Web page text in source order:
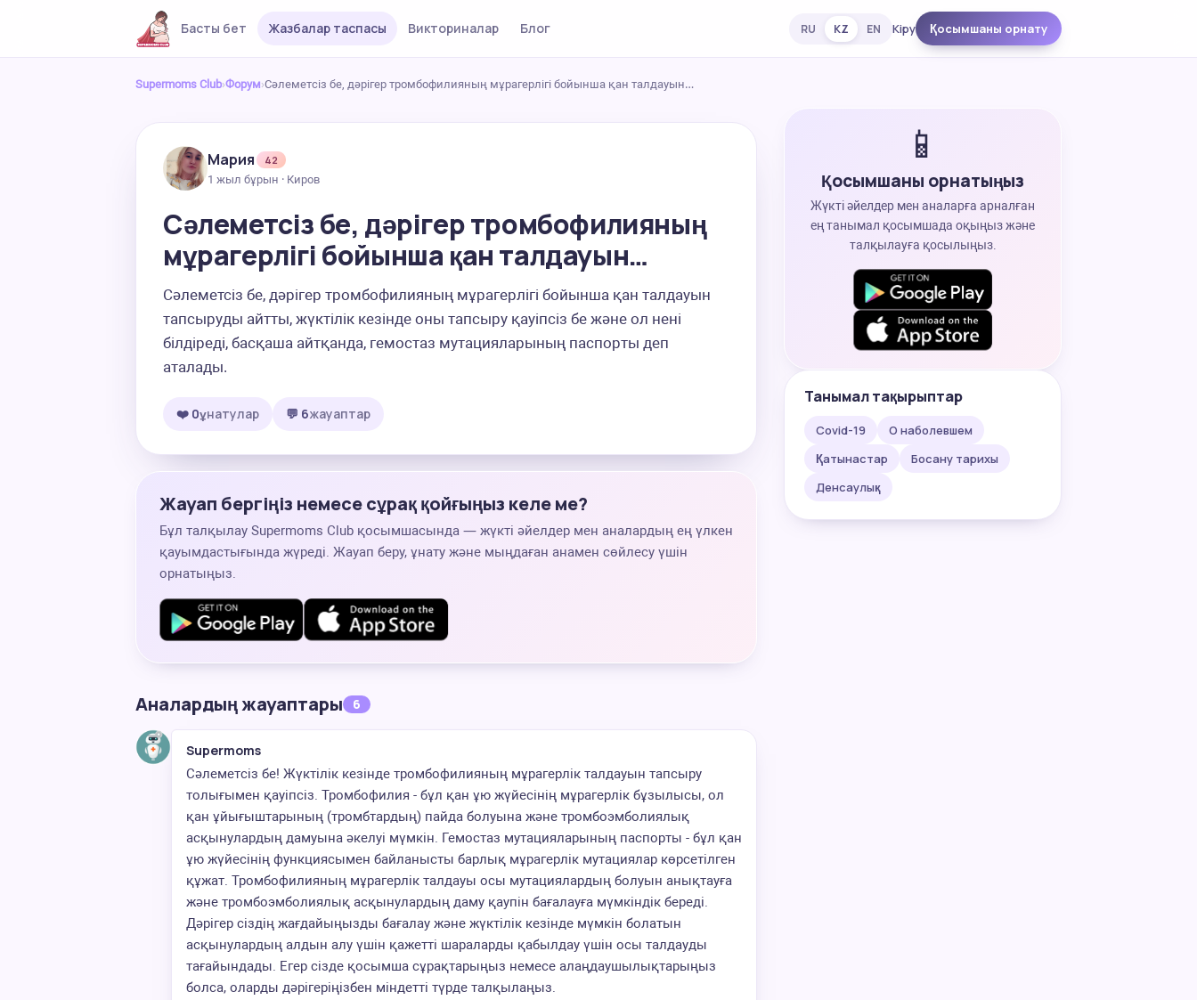
Басты бет Жазбалар таспасы Викториналар Блог RU KZ EN Кіру Қосымшаны орнату
Supermoms Club›Форум›Сәлеметсіз бе, дәрігер тромбофилияның мұрагерлігі бойынша қан талдауын…
Мария
42
1 жыл бұрын · Киров
Сәлеметсіз бе, дәрігер тромбофилияның
мұрагерлігі бойынша қан талдауын…
Сәлеметсіз бе, дәрігер тромбофилияның мұрагерлігі бойынша қан талдауын
тапсыруды айтты, жүктілік кезінде оны тапсыру қауіпсіз бе және ол нені
білдіреді, басқаша айтқанда, гемостаз мутацияларының паспорты деп
аталады.
❤️ 0ұнатулар 💬 6жауаптар
Жауап бергіңіз немесе сұрақ қойғыңыз келе ме?
Бұл талқылау Supermoms Club қосымшасында — жүкті әйелдер мен аналардың ең үлкен
қауымдастығында жүреді. Жауап беру, ұнату және мыңдаған анамен сөйлесу үшін
орнатыңыз.
Аналардың жауаптары 6
Supermoms
Сәлеметсіз бе! Жүктілік кезінде тромбофилияның мұрагерлік талдауын тапсыру
толығымен қауіпсіз. Тромбофилия - бұл қан ұю жүйесінің мұрагерлік бұзылысы, ол
қан ұйығыштарының (тромбтардың) пайда болуына және тромбоэмболиялық
асқынулардың дамуына әкелуі мүмкін. Гемостаз мутацияларының паспорты - бұл қан
ұю жүйесінің функциясымен байланысты барлық мұрагерлік мутациялар көрсетілген
құжат. Тромбофилияның мұрагерлік талдауы осы мутациялардың болуын анықтауға
және тромбоэмболиялық асқынулардың даму қаупін бағалауға мүмкіндік береді.
Дәрігер сіздің жағдайыңызды бағалау және жүктілік кезінде мүмкін болатын
асқынулардың алдын алу үшін қажетті шараларды қабылдау үшін осы талдауды
тағайындады. Егер сізде қосымша сұрақтарыңыз немесе алаңдаушылықтарыңыз
болса, оларды дәрігеріңізбен міндетті түрде талқылаңыз.
📱
Қосымшаны орнатыңыз
Жүкті әйелдер мен аналарға арналған
ең танымал қосымшада оқыңыз және
талқылауға қосылыңыз.
Танымал тақырыптар
Covid-19
О наболевшем
Қатынастар
Босану тарихы
Денсаулық